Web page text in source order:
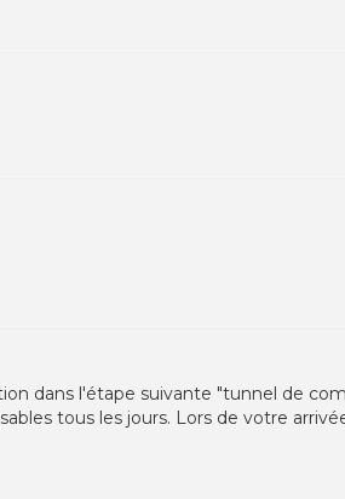
dans l'étape suivante "tunnel de
tous les jours. Lors de votre